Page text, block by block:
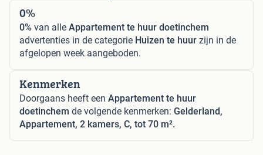
0%
0% van alle Appartement te huur doetinchem
advertenties in de categorie Huizen te huur zijn in de
afgelopen week aangeboden.
Kenmerken
Doorgaans heeft een Appartement te huur
doetinchem de volgende kenmerken: Gelderland,
Appartement, 2 kamers, C, tot 70 m².